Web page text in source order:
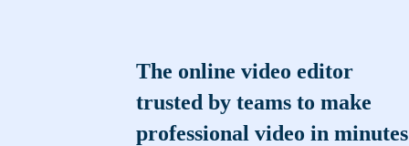
The online video editor
trusted by teams to make
professional video in minutes